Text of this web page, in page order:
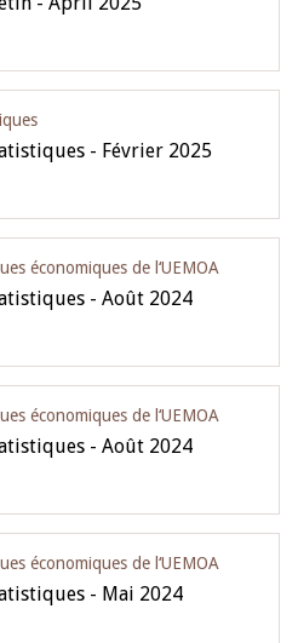
- Février 2025
économiques de l‘UEMOA
- Août 2024
économiques de l‘UEMOA
- Août 2024
économiques de l‘UEMOA
- Mai 2024